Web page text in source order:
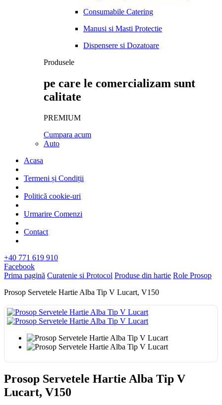
Consumabile Catering
Manusi si Masti Protectie
Dispensere si Dozatoare
Produsele
pe care le comercializam sunt
calitate
PREMIUM
Cumpara acum
Auto
Acasa
Termeni și Condiții
Politică cookie-uri
Urmarire Comenzi
Contact
+40 771 619 910
Facebook
Prima pagină Curatenie si Protocol Produse din hartie Role Prosop
Prosop Servetele Hartie Alba Tip V Lucart, V150
Prosop Servetele Hartie Alba Tip V
Lucart, V150